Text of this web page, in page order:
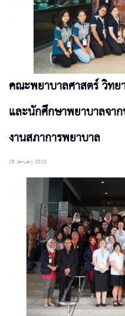
คณะพยาบาลศาสตร์ วิทย
และนักศึกษาพยาบาลจา
งานสภาการพยาบาล
28 January 2020